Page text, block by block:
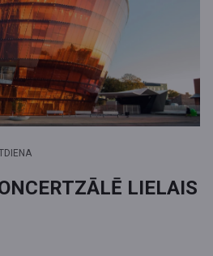
LIELAIS